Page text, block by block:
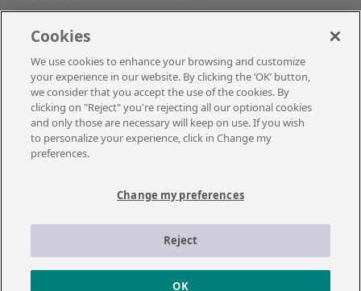
Cadastre-se para receber as novidades
© 2021 – Vale | Todos os direitos reservados.
empresa emprega aproximadamente cerca de 110 mil empregados, entre
próprios e terceiros permanentes.
Cookies
We use cookies to enhance your browsing and customize
your experience in our website. By clicking the ‘OK’ button,
we consider that you accept the use of the cookies. By
clicking on "Reject" you're rejecting all our optional cookies
and only those are necessary will keep on use. If you wish
to personalize your experience, click in Change my
preferences.
Change my preferences
Reject
OK